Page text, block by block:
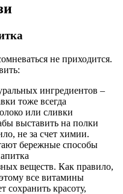
не приходится.
ингредиентов –
тоже всегда
или сливки
выставить на полки
не за счет химии.
бережные способы
веществ. Как правило,
все витамины
сохранить красоту,